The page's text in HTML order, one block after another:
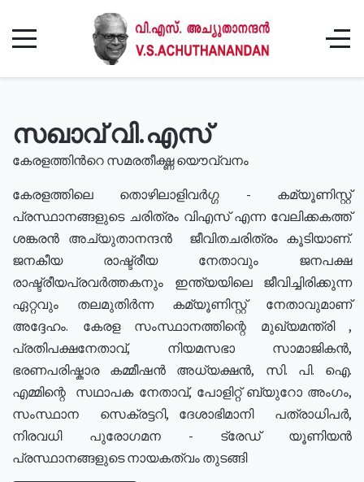
സഖാവ് വി.എസ്
കേരളത്തിൻറെ സമരതീക്ഷ്ണ യൌവ്വനം
കേരളത്തിലെ തൊഴിലാളിവർഗ്ഗ - കമ്യൂണിസ്റ്റ്
പ്രസ്ഥാനങ്ങളുടെ ചരിത്രം വിഎസ് എന്ന വേലിക്കകത്ത്
ശങ്കരൻ അച്യുതാനന്ദൻ ജീവിതചരിത്രം കൂടിയാണ്.
ജനകീയ രാഷ്ട്രീയ നേതാവും ജനപക്ഷ
രാഷ്ട്രീയപ്രവർത്തകനും ഇന്ത്യയിലെ ജീവിച്ചിരിക്കുന്ന
ഏറ്റവും തലമുതിർന്ന കമ്യൂണിസ്റ്റ് നേതാവുമാണ്
അദ്ദേഹം. കേരള സംസ്ഥാനത്തിന്റെ മുഖ്യമന്ത്രി ,
പ്രതിപക്ഷനേതാവ്, നിയമസഭാ സാമാജികൻ,
ഭരണപരിഷ്കാര കമ്മീഷൻ അധ്യക്ഷൻ, സി. പി. ഐ.
എമ്മിന്റെ സഥാപക നേതാവ്, പോളിറ്റ് ബ്യുറോ അംഗം,
സംസ്ഥാന സെക്രട്ടറി, ദേശാഭിമാനി പത്രാധിപർ,
നിരവധി പുരോഗമന - ട്രേഡ് യൂണിയൻ
പ്രസ്ഥാനങ്ങളുടെ നായകത്വം തുടങ്ങി